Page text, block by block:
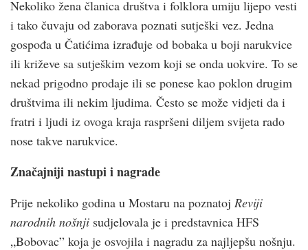
Nekoliko žena članica društva i folklora umiju lijepo vesti
i tako čuvaju od zaborava poznati sutješki vez. Jedna
gospođa u Čatićima izrađuje od bobaka u boji narukvice
ili križeve sa sutješkim vezom koji se onda uokvire. To se
nekad prigodno prodaje ili se ponese kao poklon drugim
društvima ili nekim ljudima. Često se može vidjeti da i
fratri i ljudi iz ovoga kraja raspršeni diljem svijeta rado
nose takve narukvice.
Značajniji nastupi i nagrade
Prije nekoliko godina u Mostaru na poznatoj Reviji
narodnih nošnji sudjelovala je i predstavnica HFS
„Bobovac” koja je osvojila i nagradu za najljepšu nošnju.